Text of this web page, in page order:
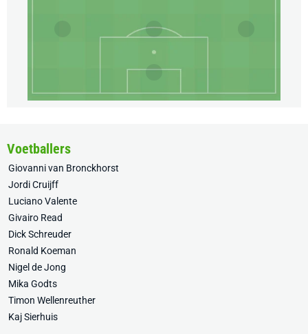
Voetballers
Giovanni van Bronckhorst
Jordi Cruijff
Luciano Valente
Givairo Read
Dick Schreuder
Ronald Koeman
Nigel de Jong
Mika Godts
Timon Wellenreuther
Kaj Sierhuis